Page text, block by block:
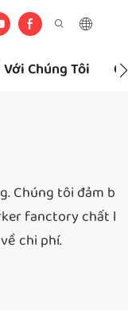
Chúng Tôi
Chúng tôi đảm b
fanctory chất l
chi phí.